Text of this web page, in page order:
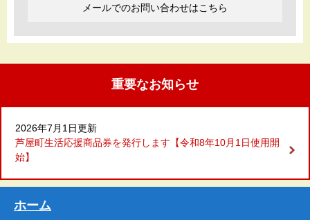
メールでのお問い合わせはこちら
重要なお知らせ
2026年7月1日更新
芦屋町生活応援商品券を発行します【令和8年10月1日使用開
始】
ホーム